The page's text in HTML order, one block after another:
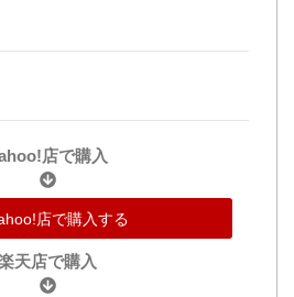
店で購入
店で購入する
天店で購入